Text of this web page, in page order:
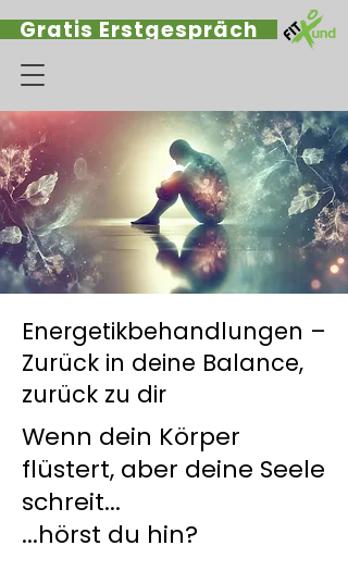
Gratis Erstgespräch
Energetikbehandlungen –
Zurück in deine Balance,
zurück zu dir
Wenn dein Körper
flüstert, aber deine Seele
schreit...
...hörst du hin?